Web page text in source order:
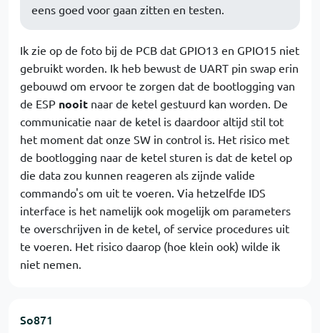
eens goed voor gaan zitten en testen.
Ik zie op de foto bij de PCB dat GPIO13 en GPIO15 niet
gebruikt worden. Ik heb bewust de UART pin swap erin
gebouwd om ervoor te zorgen dat de bootlogging van
de ESP nooit naar de ketel gestuurd kan worden. De
communicatie naar de ketel is daardoor altijd stil tot
het moment dat onze SW in control is. Het risico met
de bootlogging naar de ketel sturen is dat de ketel op
die data zou kunnen reageren als zijnde valide
commando's om uit te voeren. Via hetzelfde IDS
interface is het namelijk ook mogelijk om parameters
te overschrijven in de ketel, of service procedures uit
te voeren. Het risico daarop (hoe klein ook) wilde ik
niet nemen.
So871